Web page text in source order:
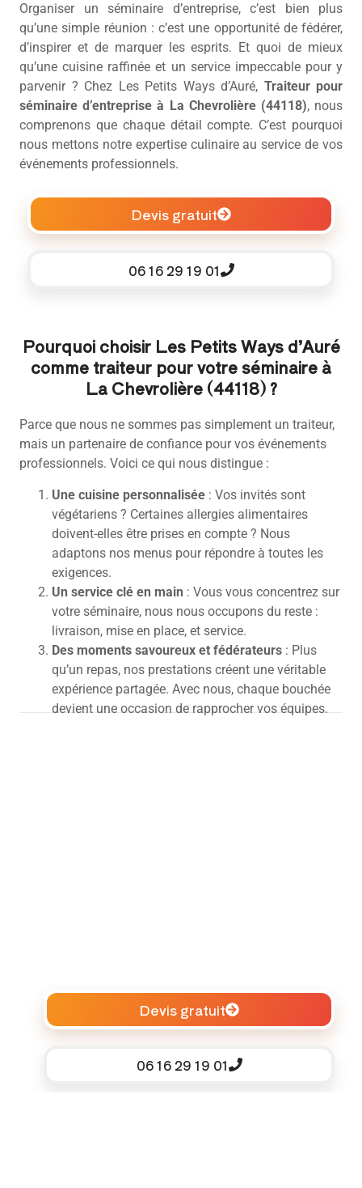
Organiser un séminaire d’entreprise, c’est bien plus
qu’une simple réunion : c’est une opportunité de fédérer,
d’inspirer et de marquer les esprits. Et quoi de mieux
qu’une cuisine raffinée et un service impeccable pour y
parvenir ? Chez Les Petits Ways d’Auré, Traiteur pour
séminaire d’entreprise à La Chevrolière (44118), nous
comprenons que chaque détail compte. C’est pourquoi
nous mettons notre expertise culinaire au service de vos
événements professionnels.
Devis gratuit
06 16 29 19 01
Pourquoi choisir Les Petits Ways d’Auré
comme traiteur pour votre séminaire à
La Chevrolière (44118) ?
Parce que nous ne sommes pas simplement un traiteur,
mais un partenaire de confiance pour vos événements
professionnels. Voici ce qui nous distingue :
Une cuisine personnalisée : Vos invités sont
végétariens ? Certaines allergies alimentaires
doivent-elles être prises en compte ? Nous
adaptons nos menus pour répondre à toutes les
exigences.
Un service clé en main : Vous vous concentrez sur
votre séminaire, nous nous occupons du reste :
livraison, mise en place, et service.
Des moments savoureux et fédérateurs : Plus
qu’un repas, nos prestations créent une véritable
expérience partagée. Avec nous, chaque bouchée
devient une occasion de rapprocher vos équipes.
Devis gratuit
06 16 29 19 01